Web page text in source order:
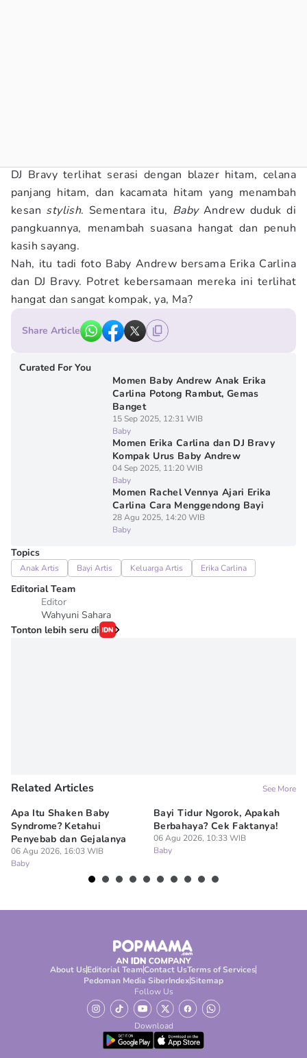
DJ Bravy terlihat serasi dengan blazer hitam, celana
panjang hitam, dan kacamata hitam yang menambah
kesan stylish. Sementara itu, BabyAndrew duduk di
pangkuannya, menambah suasana hangat dan penuh
kasih sayang.
Nah, itu tadi foto Baby Andrew bersama Erika Carlina
dan DJ Bravy. Potret kebersamaan mereka ini terlihat
hangat dan sangat kompak, ya, Ma?
Share Article
Curated For You
Momen Baby Andrew Anak Erika
Carlina Potong Rambut, Gemas
Banget
15 Sep 2025, 12:31 WIB
Baby
Momen Erika Carlina dan DJ Bravy
Kompak Urus Baby Andrew
04 Sep 2025, 11:20 WIB
Baby
Momen Rachel Vennya Ajari Erika
Carlina Cara Menggendong Bayi
28 Agu 2025, 14:20 WIB
Baby
Topics
Anak Artis Bayi Artis Keluarga Artis Erika Carlina
Editorial Team
Editor
Wahyuni Sahara
Tonton lebih seru di
Related Articles See More
Apa Itu Shaken Baby
Syndrome? Ketahui
Penyebab dan Gejalanya
06 Agu 2026, 16:03 WIB
Baby
Bayi Tidur Ngorok, Apakah
Berbahaya? Cek Faktanya!
06 Agu 2026, 10:33 WIB
Baby
About UsEditorial TeamContact UsTerms of Services
Pedoman Media SiberIndexSitemap
Follow Us
Download